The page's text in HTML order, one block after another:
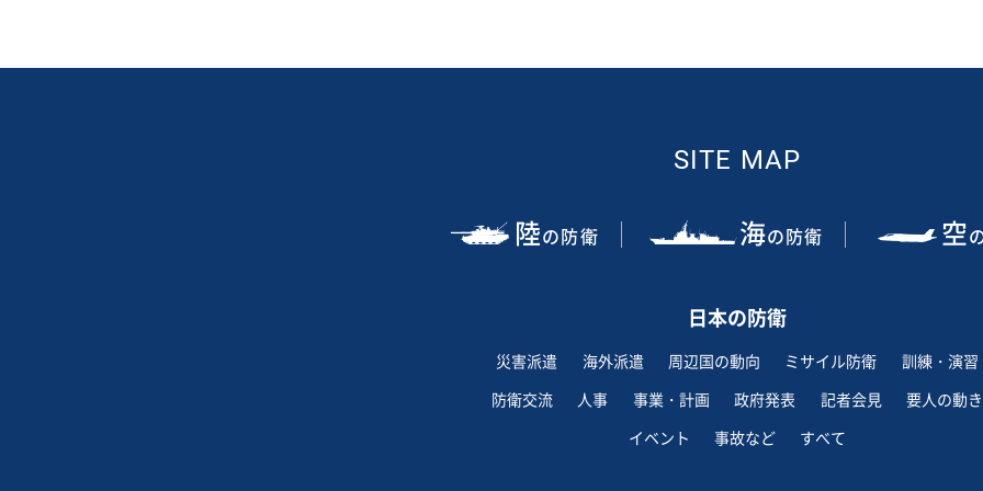
SITE MAP
陸の防衛 海の防衛 空
日本の防衛
災害派遣 海外派遣 周辺国の動向 ミサイル防衛
訓練・演習
防衛交流
人事 事業・計画 政府発表 記者会見
要人の動き
イベント
事故など すべて